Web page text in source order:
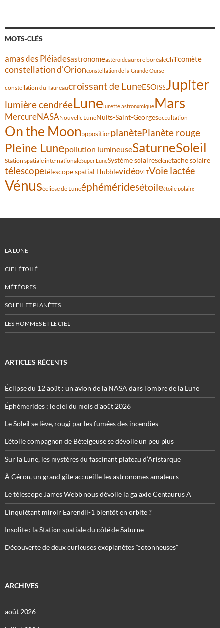
MOTS-CLÉS
amas des Pléiadesastronomeastéroïdeaurore boréaleChilicomète
constellation d'Orionconstellation de la Grande Ourse
constellation du Taureaucroissant de LuneESOISSJupiter
lumière cendréeLune lunette astronomiqueMars
MercureNASANouvelle LuneNuits-Saint-Georgesoccultation
On the MoonoppositionplanètePlanète rouge
Pleine Lunepollution lumineuseSaturneSoleil
Station spatiale internationaleSuper LuneSystème solaireSélénétache solaire
télescopetélescope spatial HubblevidéoVLTVoie lactée
Vénuséclipse de Luneéphéméridesétoileétoile polaire
LA LUNE
CIEL ÉTOILÉ
MÉTÉORES
SOLEIL ET PLANÈTES
LES HOMMES ET LE CIEL
ARTICLES RÉCENTS
Éclipse du 12 août : un avion de la NASA dans l’ombre de la Lune
Éphémérides : le ciel du mois d’août 2026
Le Soleil se lève, rougi par les fumées des incendies
L’étoile compagnon de Bételgeuse se dévoile un peu plus
Sur la Lune, les mystères du fascinant plateau d’Aristarque
À Céron, un grand gîte accueille les astronomes amateurs
Le télescope James Webb nous dévoile la galaxie Centaurus A
L’inquiétant miroir Eärendil-1 bientôt en orbite ?
Insolite : la Station spatiale du côté de Saturne
Découverte de deux curieuses exoplanètes “cotonneuses”
ARCHIVES
août 2026